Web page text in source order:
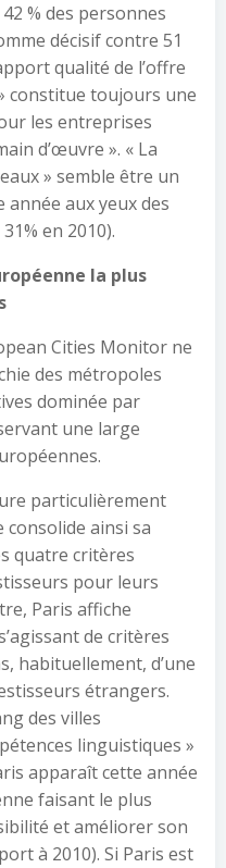
% des personnes
décisif contre 51
qualité de l’offre
constitue toujours une
les entreprises
d’œuvre ». « La
» semble être un
aux yeux des
en 2010).
la plus
Cities Monitor ne
des métropoles
dominée par
une large
particulièrement
consolide ainsi sa
quatre critères
pour leurs
Paris affiche
de critères
habituellement, d’une
étrangers.
des villes
linguistiques »
apparaît cette année
faisant le plus
et améliorer son
à 2010). Si Paris est